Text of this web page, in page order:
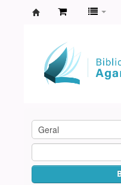
Agamenon
Magalhães